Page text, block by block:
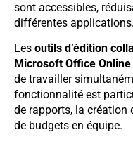
sont accessibles,
différentes applications.
Les outils d’édition
Microsoft Office Online
de travailler
fonctionnalité est
de rapports, la création
de budgets en équipe.